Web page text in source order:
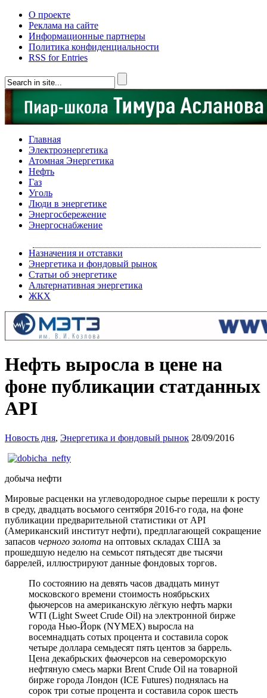
О проекте
Реклама на сайте
Информационные партнеры
Политика конфиденциальности
RSS for Entries
Главная
Электроэнергетика
Атомная Энергетика
Нефть
Газ
Уголь
Люди в энергетике
Энергосбережение
Энергоснабжение
Назначения и отставки
Энергетика и фондовый рынок
Статьи об энергетике
Альтернативная энергетика
ЖКХ
Нефть выросла в цене на
фоне публикации статданных
API
Новость дня, Энергетика и фондовый рынок 28/09/2016
добыча нефти
Мировые расценки на углеводородное сырье перешли к росту
в среду, двадцать восьмого сентября 2016-го года, на фоне
публикации предварительной статистики от API
(Американский институт нефти), предплагающей сокращение
запасов черного золота на оптовых складах США за
прошедшую неделю на семьсот пятьдесят две тысячи
баррелей, иллюстрируют данные фондовых торгов.
По состоянию на девять часов двадцать минут
московского времени стоимость ноябрьских
фьючерсов на американскую лёгкую нефть марки
WTI (Light Sweet Crude Oil) на электронной бирже
города Нью-Йорк (NYMEX) выросла на
восемнадцать сотых процента и составила сорок
четыре доллара семьдесят пять центов за баррель.
Цена декабрьских фьючерсов на североморскую
нефтяную смесь марки Brent Crude Oil на товарной
бирже города Лондон (ICE Futures) поднялась на
сорок три сотые процента и составила сорок шесть